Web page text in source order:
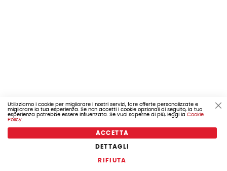
ELF MOTO 4 SUPERBIKE 10W/40 1LT BASE SINTETICA
Utilizziamo i cookie per migliorare i nostri servizi, fare offerte personalizzate e
migliorare la tua esperienza. Se non accetti i cookie opzionali di seguito, la tua
esperienza potrebbe essere influenzata. Se vuoi saperne di più, leggi la Cookie
Policy.
ACCETTA
DETTAGLI
RIFIUTA